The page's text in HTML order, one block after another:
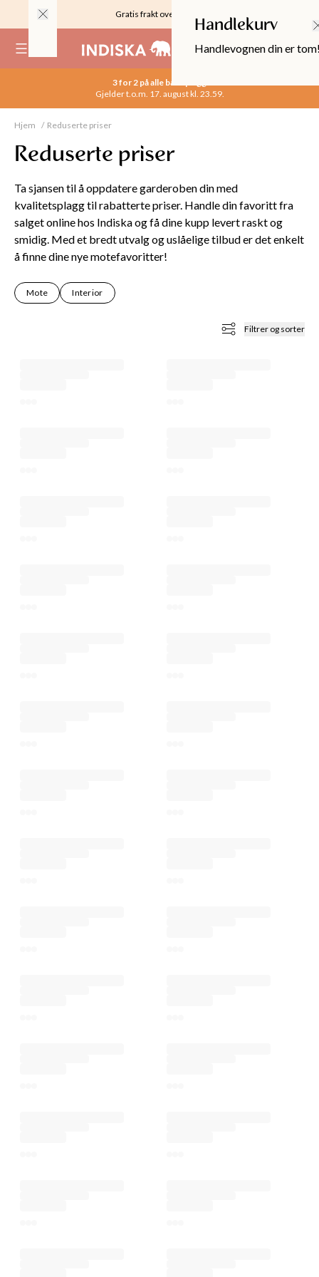
Gratis frakt over 999KR
( 0)
Handlekurv
Handlevognen din er
3 for 2 på alle basisplagg
Gjelder t.o.m. 17. august kl. 23.59.
Hjem Reduserte priser
Reduserte priser
Ta sjansen til å oppdatere garderoben din med
kvalitetsplagg til rabatterte priser. Handle din favoritt fra
salget online hos Indiska og få dine kupp levert raskt og
smidig. Med et bredt utvalg og uslåelige tilbud er det enkelt
å finne dine nye motefavoritter!
Mote Interior
Filtrer og sorter